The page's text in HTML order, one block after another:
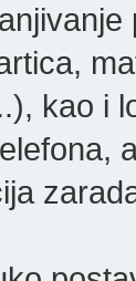
kao i